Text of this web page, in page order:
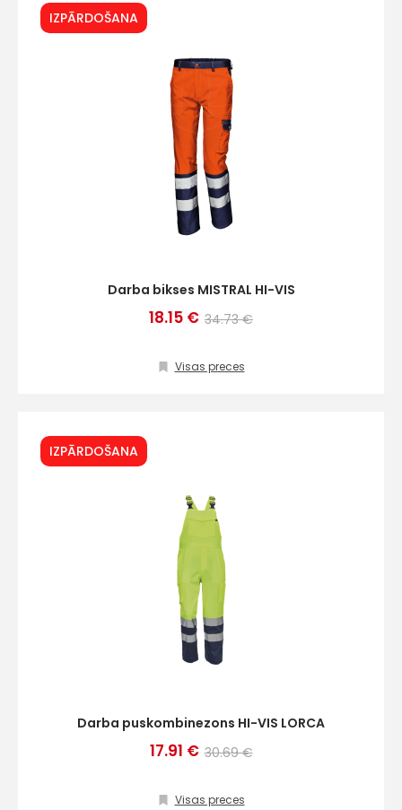
IZPĀRDOŠANA
Darba bikses MISTRAL HI-VIS
18.15 € 34.73 €
Visas preces
IZPĀRDOŠANA
Darba puskombinezons HI-VIS LORCA
17.91 € 30.69 €
Visas preces